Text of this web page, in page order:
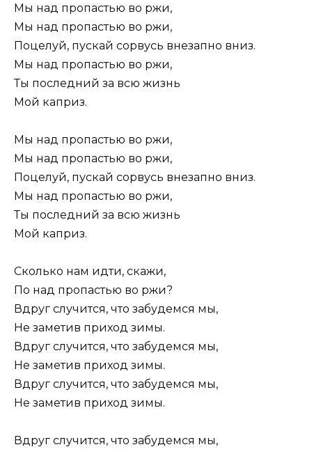
Мы над пропастью во ржи,
Мы над пропастью во ржи,
Поцелуй, пускай сорвусь внезапно вниз.
Мы над пропастью во ржи,
Ты последний за всю жизнь
Мой каприз.
Мы над пропастью во ржи,
Мы над пропастью во ржи,
Поцелуй, пускай сорвусь внезапно вниз.
Мы над пропастью во ржи,
Ты последний за всю жизнь
Мой каприз.
Сколько нам идти, скажи,
По над пропастью во ржи?
Вдруг случится, что забудемся мы,
Не заметив приход зимы.
Вдруг случится, что забудемся мы,
Не заметив приход зимы.
Вдруг случится, что забудемся мы,
Не заметив приход зимы.
Вдруг случится, что забудемся мы,